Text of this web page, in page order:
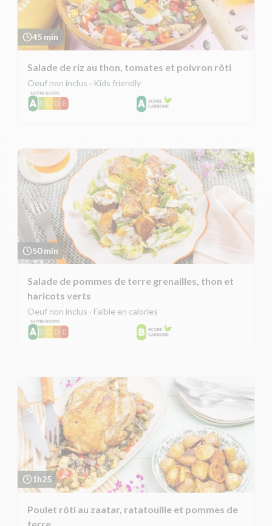
45 min
Salade de riz au thon, tomates et poivron rôti
Oeuf non inclus · Kids friendly
50 min
Salade de pommes de terre grenailles, thon et
haricots verts
Oeuf non inclus · Faible en calories
1h25
Poulet rôti au zaatar, ratatouille et pommes de